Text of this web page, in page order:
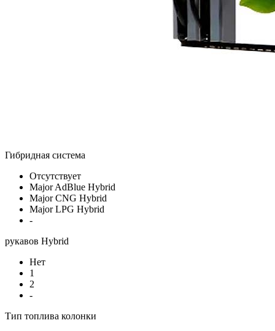
Гибридная система
Отсутствует
Major AdBlue Hybrid
Major CNG Hybrid
Major LPG Hybrid
-
рукавов Hybrid
Нет
1
2
-
Тип топлива колонки